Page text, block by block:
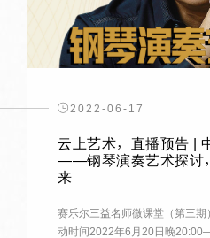
2022-06-17
云上艺术，直播预告 |
——钢琴演奏艺术探讨
来
赛乐尔三益名师微课堂（第三
动时间2022年6月20日晚